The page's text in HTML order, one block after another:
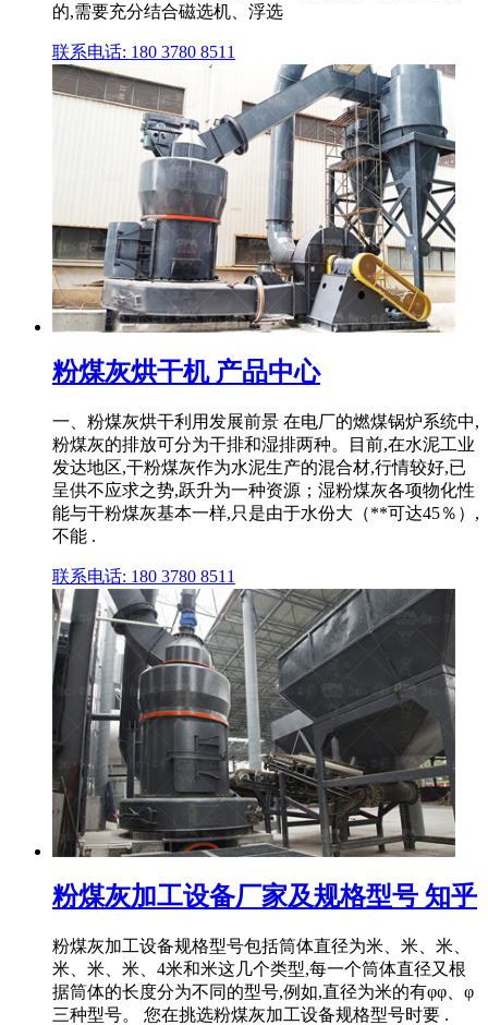
的,需要充分结合磁选机、浮选
联系电话: 180 3780 8511
粉煤灰烘干机 产品中心
一、粉煤灰烘干利用发展前景 在电厂的燃煤锅炉系统中,
粉煤灰的排放可分为干排和湿排两种。目前,在水泥工业
发达地区,干粉煤灰作为水泥生产的混合材,行情较好,已
呈供不应求之势,跃升为一种资源；湿粉煤灰各项物化性
能与干粉煤灰基本一样,只是由于水份大（**可达45％）,
不能 .
联系电话: 180 3780 8511
粉煤灰加工设备厂家及规格型号 知乎
粉煤灰加工设备规格型号包括筒体直径为米、米、米、
米、米、米、4米和米这几个类型,每一个筒体直径又根
据筒体的长度分为不同的型号,例如,直径为米的有φφ、φ
三种型号。 您在挑选粉煤灰加工设备规格型号时要 .